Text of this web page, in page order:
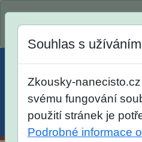
Menu Účet
Souhlas s
Zkousky-
svému fungování
použití stránek je
Podrobné informace